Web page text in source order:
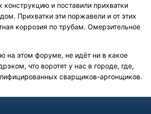
конструкцию и поставили прихватки
Прихватки эти поржавели и от этих
коррозия по трубам. Омерзительное
на этом форуме, не идёт ни в какое
что воротят у нас в городе, где,
сварщиков-аргонщиков.